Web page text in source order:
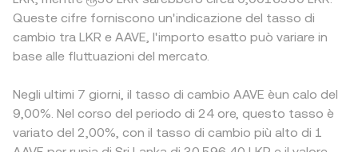
Queste cifre forniscono un'indicazione del tasso di
cambio tra LKR e AAVE, l'importo esatto può variare in
base alle fluttuazioni del mercato.
Negli ultimi 7 giorni, il tasso di cambio AAVE èun calo del
9,00%. Nel corso del periodo di 24 ore, questo tasso è
variato del 2,00%, con il tasso di cambio più alto di 1